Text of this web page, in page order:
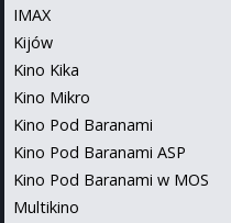
IMAX
Kijów
Kino Kika
Kino Mikro
Kino Pod Baranami
Kino Pod Baranami ASP
Kino Pod Baranami w MOS
Multikino